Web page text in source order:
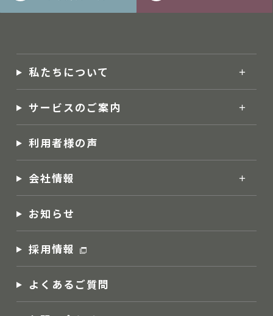
私たちについて
サービスのご案内
利用者様の声
会社情報
お知らせ
採用情報
よくあるご質問